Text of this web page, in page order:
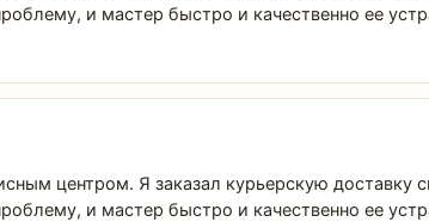
и мастер быстро и качественно ее
центром. Я заказал курьерскую доставку
и мастер быстро и качественно ее